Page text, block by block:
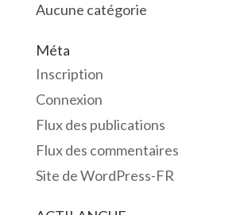
Aucune catégorie
Méta
Inscription
Connexion
Flux des publications
Flux des commentaires
Site de WordPress-FR